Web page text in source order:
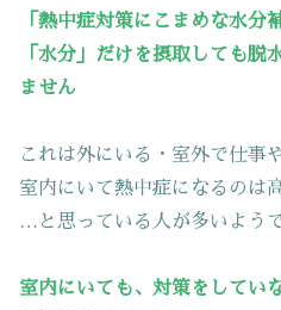
「熱中症対策にこまめな水分
「水分」だけを摂取しても脱
ません
これは外にいる・室外で仕事
室内にいて熱中症になるのは
…と思っている人が多いよう
室内にいても、対策をしてい